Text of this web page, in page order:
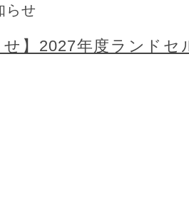
らせ
せ】2027年度ランド